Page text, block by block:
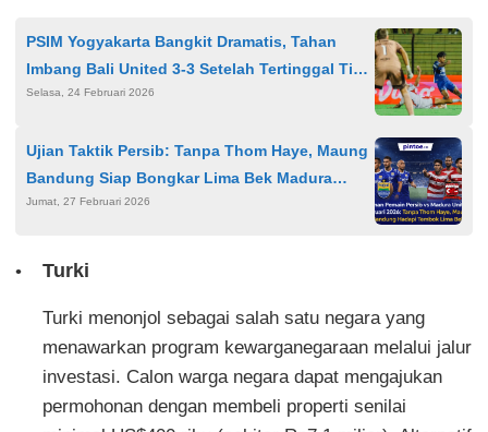
PSIM Yogyakarta Bangkit Dramatis, Tahan
Imbang Bali United 3-3 Setelah Tertinggal Tiga
Gol
Selasa, 24 Februari 2026
Ujian Taktik Persib: Tanpa Thom Haye, Maung
Bandung Siap Bongkar Lima Bek Madura
United
Jumat, 27 Februari 2026
Turki
Turki menonjol sebagai salah satu negara yang
menawarkan program kewarganegaraan melalui jalur
investasi. Calon warga negara dapat mengajukan
permohonan dengan membeli properti senilai